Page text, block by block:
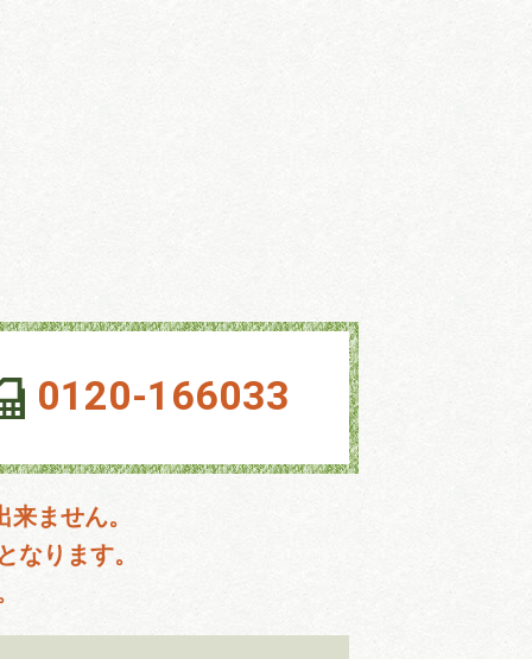
0120-166033
ません。
ります。